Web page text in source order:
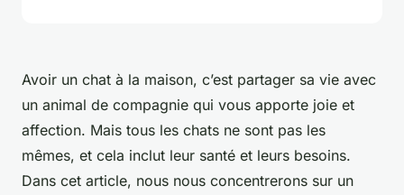
Avoir un chat à la maison, c’est partager sa vie avec
un animal de compagnie qui vous apporte joie et
affection. Mais tous les chats ne sont pas les
mêmes, et cela inclut leur santé et leurs besoins.
Dans cet article, nous nous concentrerons sur un